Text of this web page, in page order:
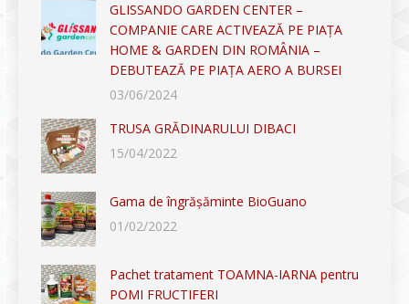
GLISSANDO GARDEN CENTER –
COMPANIE CARE ACTIVEAZĂ PE PIAȚA
HOME & GARDEN DIN ROMÂNIA –
DEBUTEAZĂ PE PIAȚA AERO A BURSEI
03/06/2024
TRUSA GRĂDINARULUI DIBACI
15/04/2022
Gama de îngrășăminte BioGuano
01/02/2022
Pachet tratament TOAMNA-IARNA pentru
POMI FRUCTIFERI